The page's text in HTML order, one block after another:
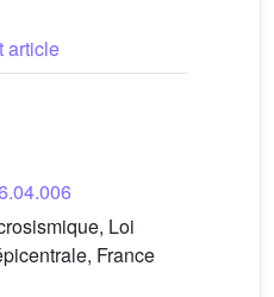
article
Loi
France